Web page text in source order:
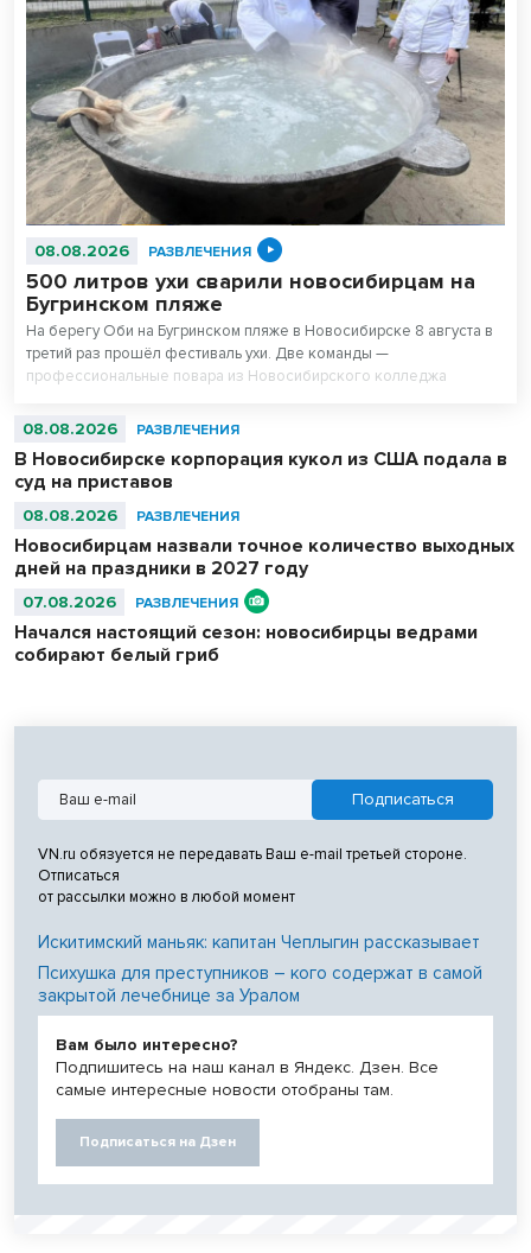
08.08.2026 РАЗВЛЕЧЕНИЯ
500 литров ухи сварили новосибирцам на
Бугринском пляже
На берегу Оби на Бугринском пляже в Новосибирске 8 августа в
третий раз прошёл фестиваль ухи. Две команды —
профессиональные повара из Новосибирского колледжа
приготовления очередь отдыхающих на пляже выстроилась за
08.08.2026 РАЗВЛЕЧЕНИЯ
В Новосибирске корпорация кукол из США подала в
суд на приставов
08.08.2026 РАЗВЛЕЧЕНИЯ
Новосибирцам назвали точное количество выходных
дней на праздники в 2027 году
07.08.2026 РАЗВЛЕЧЕНИЯ
Начался настоящий сезон: новосибирцы ведрами
собирают белый гриб
VN.ru обязуется не передавать Ваш e-mail третьей стороне.
Отписаться
от рассылки можно в любой момент
Искитимский маньяк: капитан Чеплыгин рассказывает
Психушка для преступников – кого содержат в самой
закрытой лечебнице за Уралом
Вам было интересно?
Подпишитесь на наш канал в Яндекс. Дзен. Все
самые интересные новости отобраны там.
Подписаться на Дзен